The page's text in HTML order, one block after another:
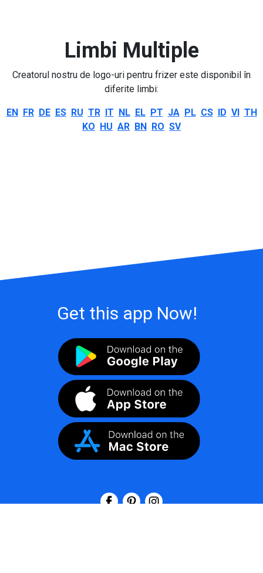
Limbi Multiple
Creatorul nostru de logo-uri pentru frizer este disponibil în
diferite limbi:
EN FR DE ES RU TR IT NL EL PT JA PL CS ID VI TH
KO HU AR BN RO SV
Get this app Now!